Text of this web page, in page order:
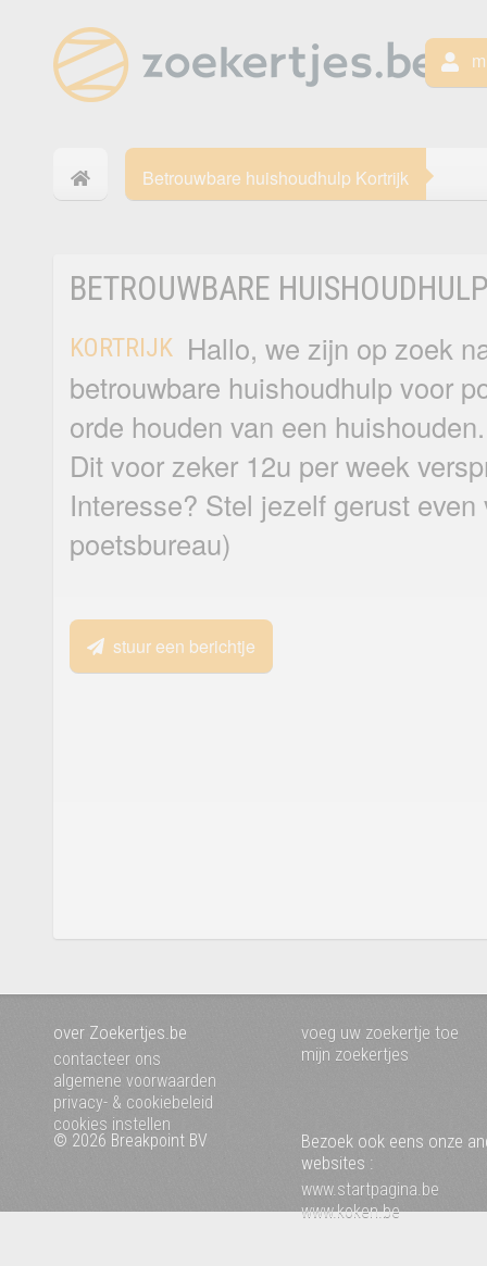
Betrouwbare huishoudhulp Kortrijk
BETROUWBARE
KORTRIJK Hallo, we zijn op zoek
betrouwbare huishoudhulp voor
orde houden van een huishouden.
Dit voor zeker 12u per week
Interesse? Stel jezelf gerust even
poetsbureau)
stuur een berichtje
over Zoekertjes.be
contacteer ons
algemene voorwaarden
privacy- & cookiebeleid
cookies instellen
voeg uw zoekertje toe
mijn zoekertjes
© 2026 Breakpoint BV
Bezoek ook eens onze
websites :
www.startpagina.be
www.koken.be